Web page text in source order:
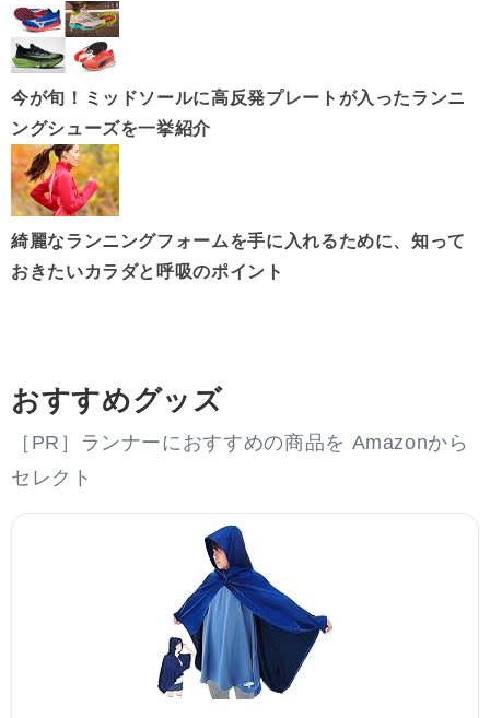
今が旬！ミッドソールに高反発プレートが入ったランニ
ングシューズを一挙紹介
綺麗なランニングフォームを手に入れるために、知って
おきたいカラダと呼吸のポイント
おすすめグッズ
［PR］ランナーにおすすめの商品を Amazonから
セレクト